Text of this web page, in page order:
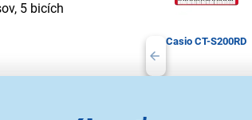
5 bicích
Casio CT-S200RD